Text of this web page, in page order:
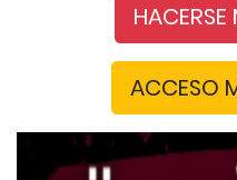
HACERSE
ACCESO